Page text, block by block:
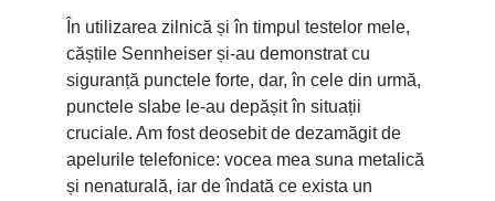
În utilizarea zilnică și în timpul testelor mele,
căștile Sennheiser și-au demonstrat cu
siguranță punctele forte, dar, în cele din urmă,
punctele slabe le-au depășit în situații
cruciale. Am fost deosebit de dezamăgit de
apelurile telefonice: vocea mea suna metalică
și nenaturală, iar de îndată ce exista un